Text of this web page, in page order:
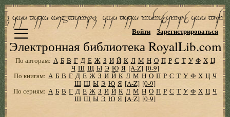
Электронная библиотека RoyalLib.com
Войти Зарегистрироваться
По авторам: А Б В Г Д Е Ж З И Й К Л М Н О П Р С Т У Ф Х Ц
Ч Ш Щ Ы Э Ю Я [A-Z] [0-9]
По книгам: А Б В Г Д Е Ж З И Й К Л М Н О П Р С Т У Ф Х Ц Ч
Ш Щ Ы Э Ю Я [A-Z] [0-9]
По сериям: А Б В Г Д Е Ж З И Й К Л М Н О П Р С Т У Ф Х Ц Ч
Ш Щ Ы Э Ю Я [A-Z] [0-9]